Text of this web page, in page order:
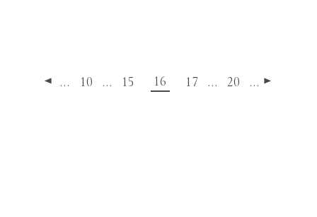
◀ … 10 … 15 16 17 … 20 … ▶